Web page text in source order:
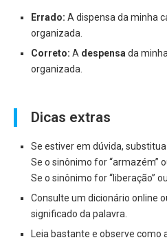
Errado: A dispensa da minha
organizada.
Correto: A despensa da
organizada.
Dicas extras
Se estiver em dúvida,
Se o sinônimo for “armazém”
Se o sinônimo for “liberação”
Consulte um dicionário online
significado da palavra.
Leia bastante e observe